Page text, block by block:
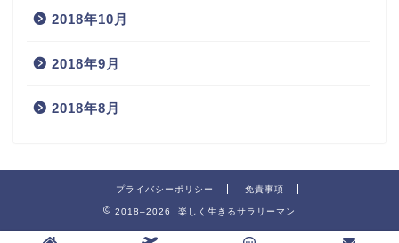
2018年10月
2018年9月
2018年8月
プライバシーポリシー 免責事項
2018–2026 楽しく生きるサラリーマン